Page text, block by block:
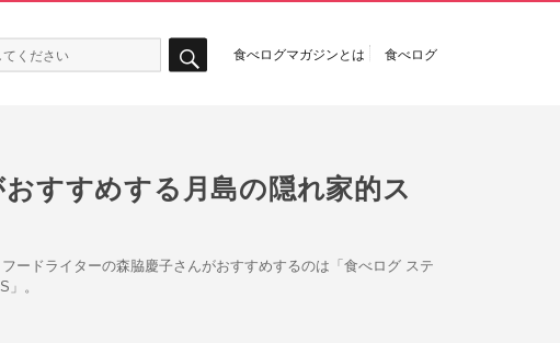
食べログマガジンとは 食べログ
すすめする月島の隠れ家的ス
ードライターの森脇慶子さんがおすすめするのは「食べログ ステ
。